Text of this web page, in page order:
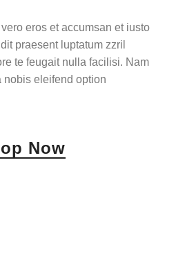
eros et accumsan et iusto
praesent luptatum zzril
te feugait nulla facilisi. Nam
nobis eleifend option
Now